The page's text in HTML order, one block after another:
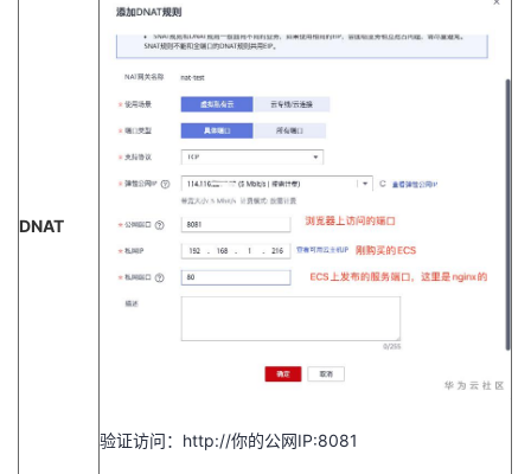
DNAT
验证访问：http://你的公网IP:8081